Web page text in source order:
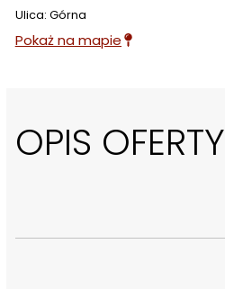
Ulica: Górna
Pokaż na mapie
OPIS OFERTY